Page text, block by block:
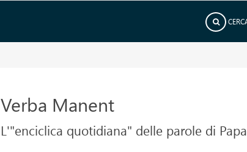
Verba Manent
L'"enciclica quotidiana" delle parole di